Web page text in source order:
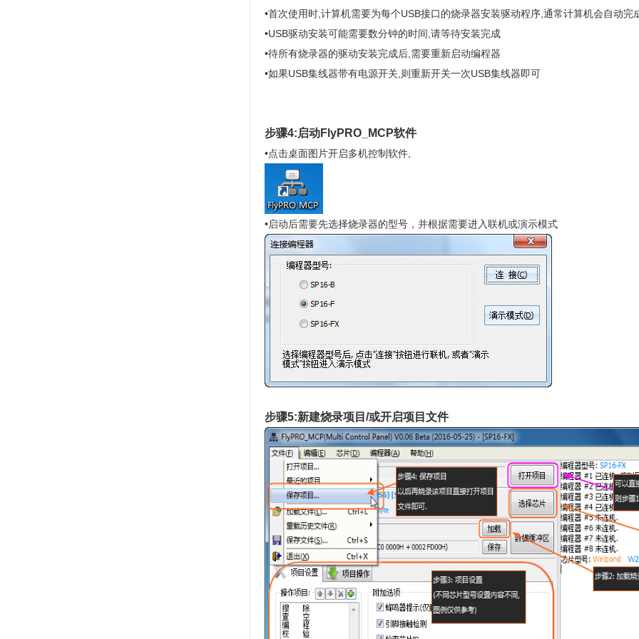
•首次使用时,计算机需要为每个USB接口的烧录器安装驱动程序,通常计算机会自动完
•USB驱动安装可能需要数分钟的时间,请等待安装完成
•待所有烧录器的驱动安装完成后,需要重新启动编程器
•如果USB集线器带有电源开关,则重新开关一次USB集线器即可
步骤4:启动FlyPRO_MCP软件
•点击桌面图片开启多机控制软件,
•启动后需要先选择烧录器的型号，并根据需要进入联机或演示模式
步骤5:新建烧录项目/或开启项目文件